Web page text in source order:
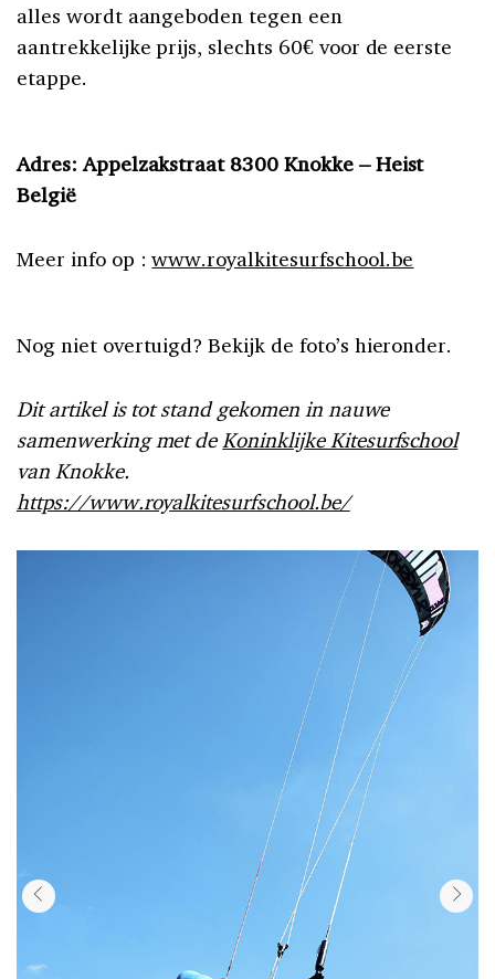
alles wordt aangeboden tegen een
aantrekkelijke prijs, slechts 60€ voor de eerste
etappe.
Adres: Appelzakstraat 8300 Knokke – Heist
België
Meer info op :www.royalkitesurfschool.be
Nog niet overtuigd? Bekijk de foto’s hieronder.
Dit artikel is tot stand gekomen in nauwe
samenwerking met de Koninklijke Kitesurfschool
van Knokke.
https://www.royalkitesurfschool.be/